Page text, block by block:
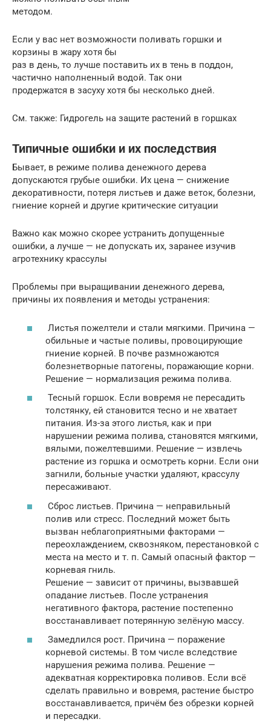
методом.
Если у вас нет возможности поливать горшки и
корзины в жару хотя бы
раз в день, то лучше поставить их в тень в поддон,
частично наполненный водой. Так они
продержатся в засуху хотя бы несколько дней.
См. также: Гидрогель на защите растений в горшках
Типичные ошибки и их последствия
Бывает, в режиме полива денежного дерева
допускаются грубые ошибки. Их цена — снижение
декоративности, потеря листьев и даже веток, болезни,
гниение корней и другие критические ситуации
Важно как можно скорее устранить допущенные
ошибки, а лучше — не допускать их, заранее изучив
агротехнику крассулы
Проблемы при выращивании денежного дерева,
причины их появления и методы устранения:
Листья пожелтели и стали мягкими. Причина —
обильные и частые поливы, провоцирующие
гниение корней. В почве размножаются
болезнетворные патогены, поражающие корни.
Решение — нормализация режима полива.
Тесный горшок. Если вовремя не пересадить
толстянку, ей становится тесно и не хватает
питания. Из-за этого листья, как и при
нарушении режима полива, становятся мягкими,
вялыми, пожелтевшими. Решение — извлечь
растение из горшка и осмотреть корни. Если они
загнили, больные участки удаляют, крассулу
пересаживают.
Сброс листьев. Причина — неправильный
полив или стресс. Последний может быть
вызван неблагоприятными факторами —
переохлаждением, сквозняком, перестановкой с
места на место и т. п. Самый опасный фактор —
корневая гниль.
Решение — зависит от причины, вызвавшей
опадание листьев. После устранения
негативного фактора, растение постепенно
восстанавливает потерянную зелёную массу.
Замедлился рост. Причина — поражение
корневой системы. В том числе вследствие
нарушения режима полива. Решение —
адекватная корректировка поливов. Если всё
сделать правильно и вовремя, растение быстро
восстанавливается, причём без обрезки корней
и пересадки.